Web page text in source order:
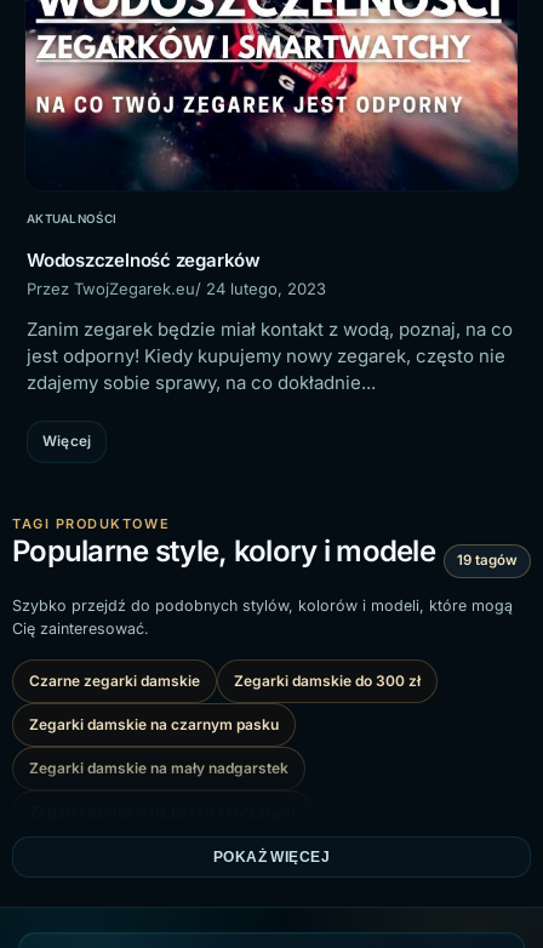
AKTUALNOŚCI
Wodoszczelność zegarków
Przez TwojZegarek.eu/ 24 lutego, 2023
Zanim zegarek będzie miał kontakt z wodą, poznaj, na co
jest odporny! Kiedy kupujemy nowy zegarek, często nie
zdajemy sobie sprawy, na co dokładnie...
Więcej
TAGI PRODUKTOWE
Popularne style, kolory i modele 19 tagów
Szybko przejdź do podobnych stylów, kolorów i modeli, które mogą
Cię zainteresować.
Czarne zegarki damskie Zegarki damskie do 300 zł
Zegarki damskie na czarnym pasku
Zegarki damskie na mały nadgarstek
Zegarki damskie na prezent Zegarki damskie z cyrkoniami
POKAŻ WIĘCEJ